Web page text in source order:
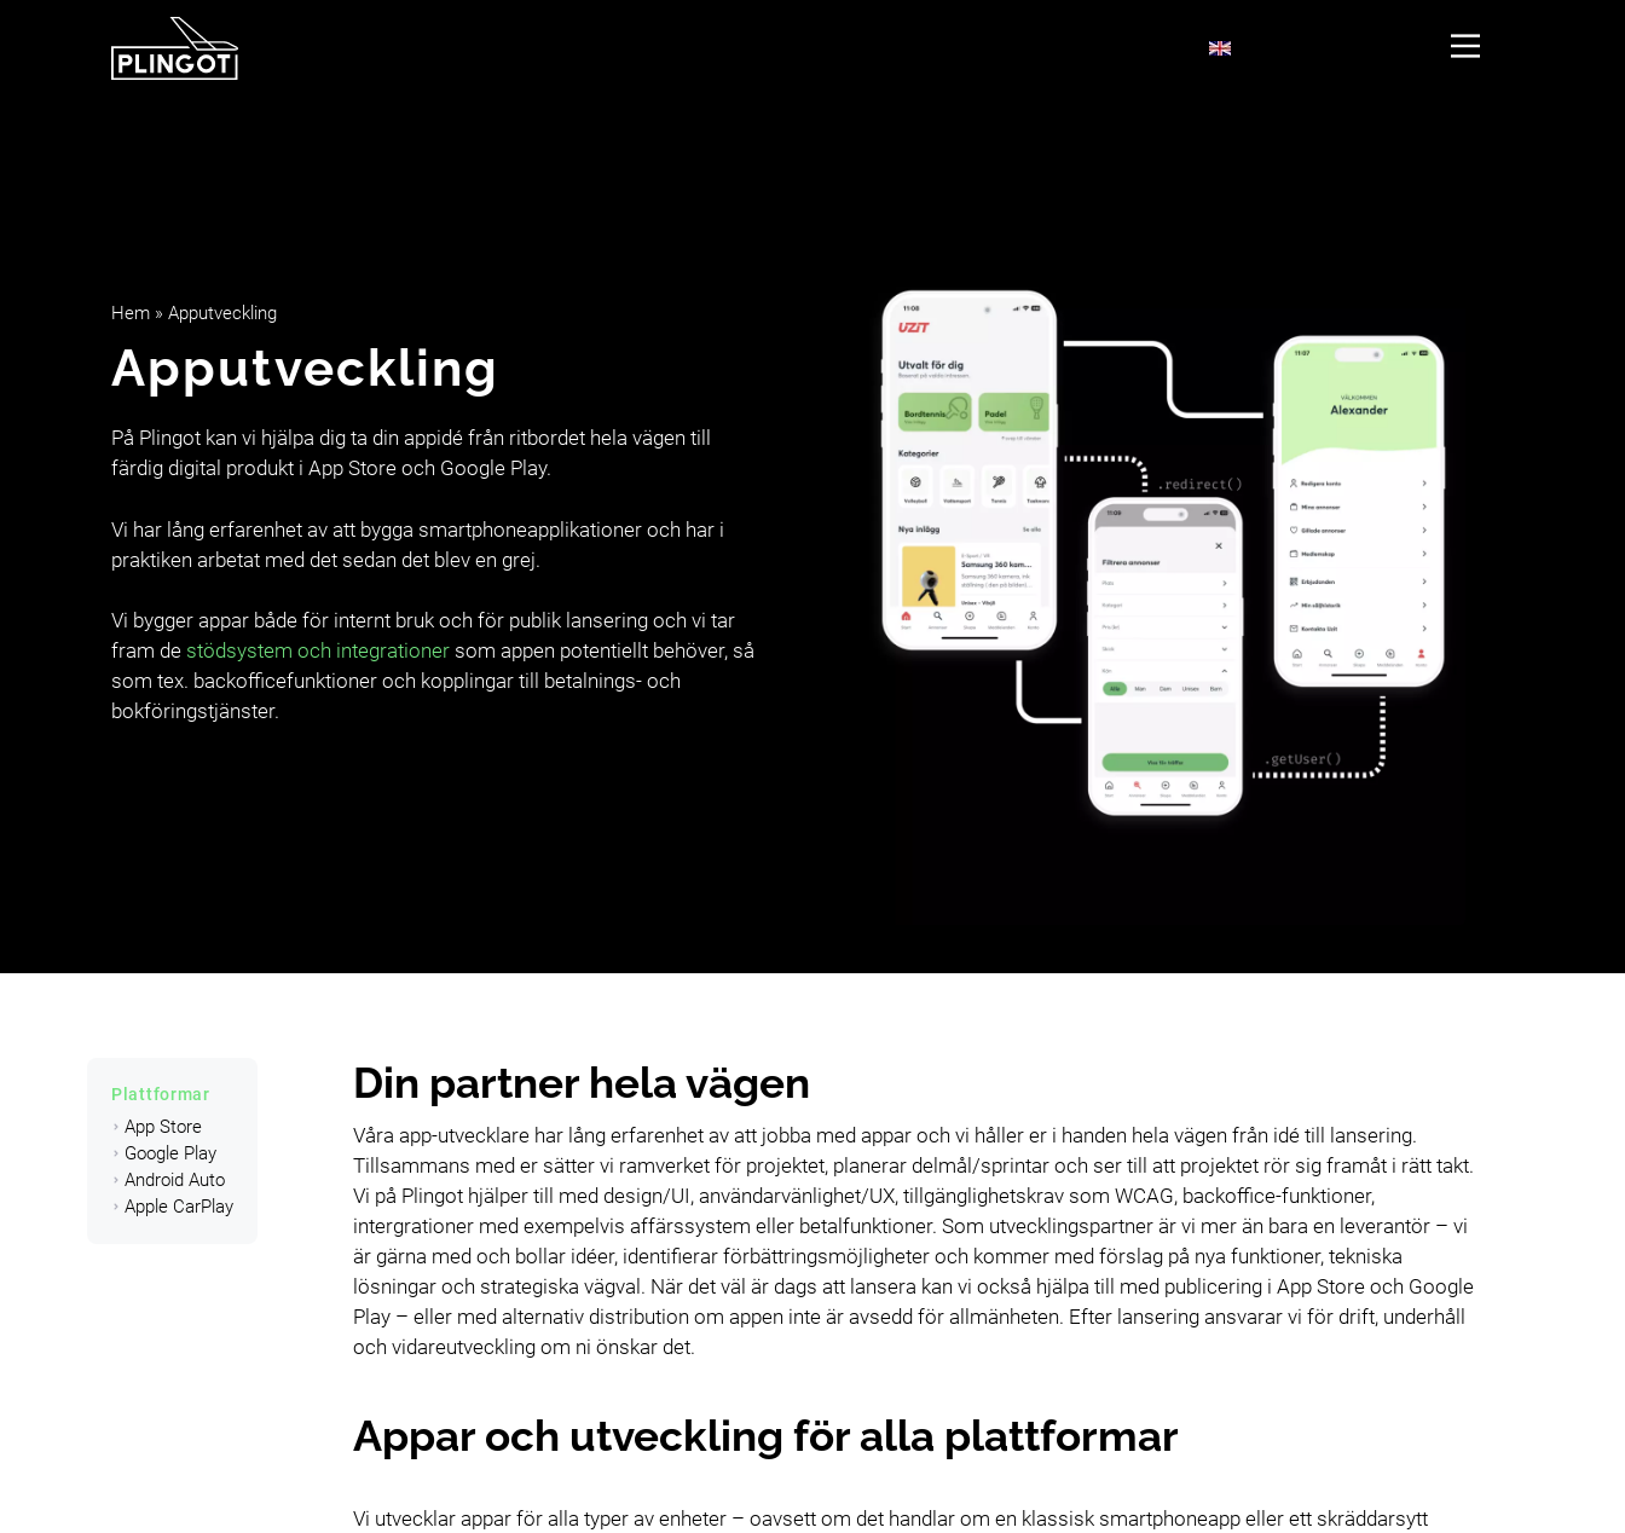
Hem » Apputveckling
Apputveckling
På Plingot kan vi hjälpa dig ta din appidé från ritbordet hela vägen till
färdig digital produkt i App Store och Google Play.
Vi har lång erfarenhet av att bygga smartphoneapplikationer och har i
praktiken arbetat med det sedan det blev en grej.
Vi bygger appar både för internt bruk och för publik lansering och vi tar
fram de stödsystem och integrationer som appen potentiellt behöver, så
som tex. backofficefunktioner och kopplingar till betalnings- och
bokföringstjänster.
Plattformar
App Store
Google Play
Android Auto
Apple CarPlay
Din partner hela vägen
Våra app-utvecklare har lång erfarenhet av att jobba med appar och vi håller er i handen hela vägen från idé till lansering.
Tillsammans med er sätter vi ramverket för projektet, planerar delmål/sprintar och ser till att projektet rör sig framåt i rätt takt.
Vi på Plingot hjälper till med design/UI, användarvänlighet/UX, tillgänglighetskrav som WCAG, backoffice-funktioner,
intergrationer med exempelvis affärssystem eller betalfunktioner. Som utvecklingspartner är vi mer än bara en leverantör – vi
är gärna med och bollar idéer, identifierar förbättringsmöjligheter och kommer med förslag på nya funktioner, tekniska
lösningar och strategiska vägval. När det väl är dags att lansera kan vi också hjälpa till med publicering i App Store och Google
Play – eller med alternativ distribution om appen inte är avsedd för allmänheten. Efter lansering ansvarar vi för drift, underhåll
och vidareutveckling om ni önskar det.
Appar och utveckling för alla plattformar
Vi utvecklar appar för alla typer av enheter – oavsett om det handlar om en klassisk smartphoneapp eller ett skräddarsytt